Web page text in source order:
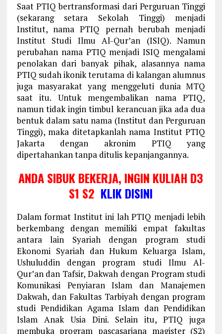
Saat PTIQ bertransformasi dari Perguruan Tinggi
(sekarang setara Sekolah Tinggi) menjadi
Institut, nama PTIQ pernah berubah menjadi
Institut Studi Ilmu Al-Qur’an (ISIQ). Namun
perubahan nama PTIQ menjadi ISIQ mengalami
penolakan dari banyak pihak, alasannya nama
PTIQ sudah ikonik terutama di kalangan alumnus
juga masyarakat yang menggeluti dunia MTQ
saat itu. Untuk mengembalikan nama PTIQ,
namun tidak ingin timbul kerancuan jika ada dua
bentuk dalam satu nama (Institut dan Perguruan
Tinggi), maka ditetapkanlah nama Institut PTIQ
Jakarta dengan akronim PTIQ yang
dipertahankan tanpa ditulis kepanjangannya.
ANDA SIBUK BEKERJA, INGIN KULIAH D3
S1 S2 KLIK DISINI
Dalam format Institut ini lah PTIQ menjadi lebih
berkembang dengan memiliki empat fakultas
antara lain Syariah dengan program studi
Ekonomi Syariah dan Hukum Keluarga Islam,
Ushuluddin dengan program studi Ilmu Al-
Qur’an dan Tafsir, Dakwah dengan Program studi
Komunikasi Penyiaran Islam dan Manajemen
Dakwah, dan Fakultas Tarbiyah dengan program
studi Pendidikan Agama Islam dan Pendidikan
Islam Anak Usia Dini. Selain itu, PTIQ juga
membuka program pascasarjana magister (S2)